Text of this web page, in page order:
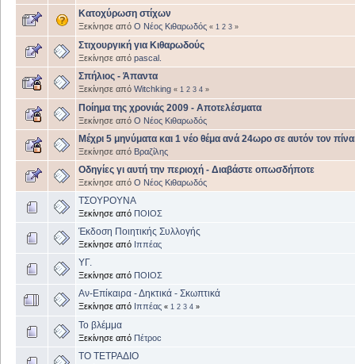
Κατοχύρωση στίχων
Ξεκίνησε από Ο Νέος Κιθαρωδός « 1 2 3 »
Στιχουργική για Κιθαρωδούς
Ξεκίνησε από pascal.
Σπήλιος - Άπαντα
Ξεκίνησε από Witchking « 1 2 3 4 »
Ποίημα της χρονιάς 2009 - Αποτελέσματα
Ξεκίνησε από Ο Νέος Κιθαρωδός
Μέχρι 5 μηνύματα και 1 νέο θέμα ανά 24ωρο σε αυτόν τον
Ξεκίνησε από Βραζίλης
Οδηγίες γι αυτή την περιοχή - Διαβάστε οπωσδήποτε
Ξεκίνησε από Ο Νέος Κιθαρωδός
ΤΣΟΥΡΟΥΝΑ
Ξεκίνησε από ΠΟΙΟΣ
Έκδοση Ποιητικής Συλλογής
Ξεκίνησε από Ιππέας
ΥΓ.
Ξεκίνησε από ΠΟΙΟΣ
Αν-Επίκαιρα - Δηκτικά - Σκωπτικά
Ξεκίνησε από Ιππέας « 1 2 3 4 »
Το βλέμμα
Ξεκίνησε από Πέτροc
ΤΟ ΤΕΤΡΑΔΙΟ